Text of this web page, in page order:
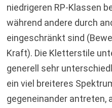
niedrigeren RP-Klassen
während andere durch
eingeschränkt sind
Kraft). Die Kletterstile
generell sehr
ein viel breiteres
gegeneinander antreten,